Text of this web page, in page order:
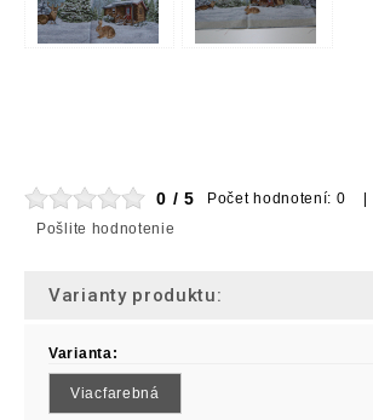
0 / 5
Počet hodnotení: 0 |
Pošlite hodnotenie
Varianty produktu:
Varianta:
Viacfarebná